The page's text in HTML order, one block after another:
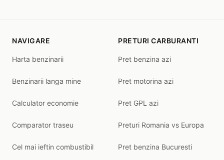
NAVIGARE
Harta benzinarii
Benzinarii langa mine
Calculator economie
Comparator traseu
Cel mai ieftin combustibil
PRETURI CARBURANTI
Pret benzina azi
Pret motorina azi
Pret GPL azi
Preturi Romania vs Europa
Pret benzina Bucuresti